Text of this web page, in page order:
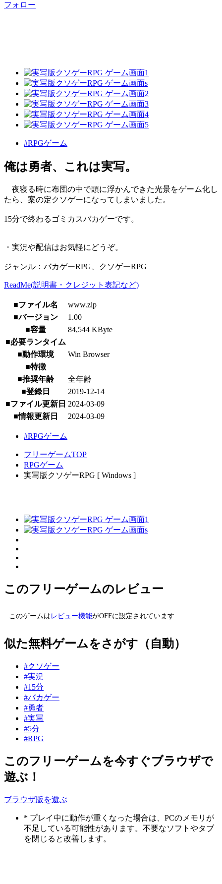
フォロー
#RPGゲーム
俺は勇者、これは実写。
夜寝る時に布団の中で頭に浮かんできた光景をゲーム化し
たら、案の定クソゲーになってしまいました。
15分で終わるゴミカスバカゲーです。
・実況や配信はお気軽にどうぞ。
ジャンル：バカゲーRPG、クソゲーRPG
ReadMe(説明書・クレジット表記など)
■ファイル名
www.zip
■バージョン
1.00
■容量
84,544 KByte
■必要ランタイム
■動作環境
Win Browser
■特徴
■推奨年齢
全年齢
■登録日
2019-12-14
■ファイル更新日 2024-03-09
■情報更新日
2024-03-09
#RPGゲーム
フリーゲームTOP
RPGゲーム
実写版クソゲーRPG [ Windows ]
このフリーゲームのレビュー
このゲームは レビュー機能がOFFに設定されています
似た無料ゲームをさがす（自動）
#クソゲー
#実況
#15分
#バカゲー
#勇者
#実写
#5分
#RPG
このフリーゲームを今すぐブラウザで
遊ぶ！
ブラウザ版を遊ぶ
* プレイ中に動作が重くなった場合は、PCのメモリが
不足している可能性があります。不要なソフトやタブ
を閉じると改善します。